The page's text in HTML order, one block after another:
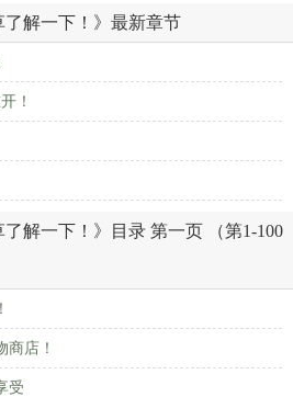
了解一下！》最新章节
！
了解一下！》目录 第一页 （第1-100
商店！
受